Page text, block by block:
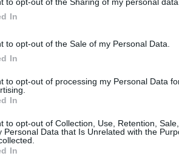
In
to opt-out of the Sale of my Personal Data.
In
to opt-out of processing my Personal Data
In
to opt-out of Collection, Use, Retention,
Personal Data that Is Unrelated with the
In